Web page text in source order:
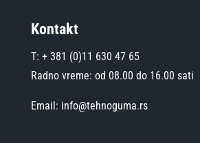
Kontakt
T: + 381 (0)11 630 47 65
Radno vreme: od 08.00 do 16.00 sati
Email: info@tehnoguma.rs